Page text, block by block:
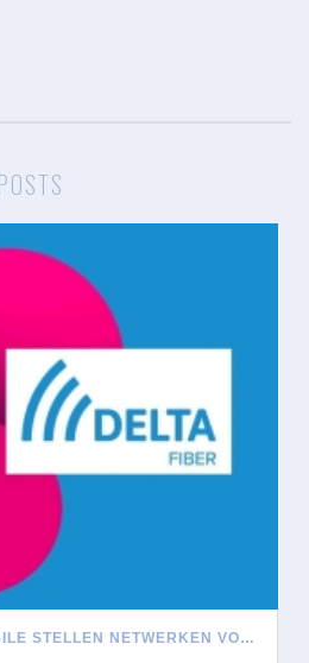
DELTA FIBER EN T-MOBILE STELLEN NETWERKEN VOOR ELKAAR OPEN